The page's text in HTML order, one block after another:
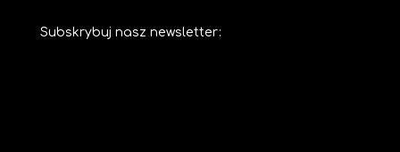
Subskrybuj nasz newsletter: